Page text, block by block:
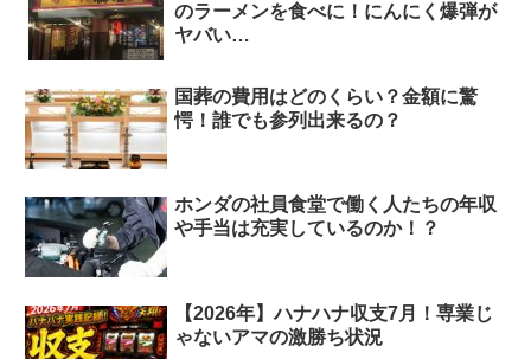
のラーメンを食べに！にんにく爆弾が
ヤバい…
国葬の費用はどのくらい？金額に驚
愕！誰でも参列出来るの？
ホンダの社員食堂で働く人たちの年収
や手当は充実しているのか！？
【2026年】ハナハナ収支7月！専業じ
ゃないアマの激勝ち状況